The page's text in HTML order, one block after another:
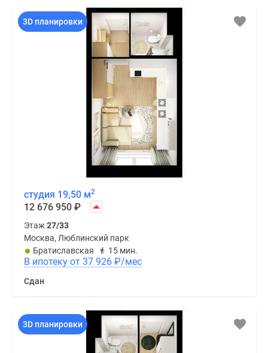
3D планировки
студия 19,50 м2
12 676 950 ₽
Этаж 27/33
Москва, Люблинский парк
Братиславская
15 мин.
В ипотеку от 37 926 ₽/мес
Сдан
3D планировки